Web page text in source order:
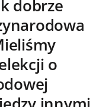
dobrze
o